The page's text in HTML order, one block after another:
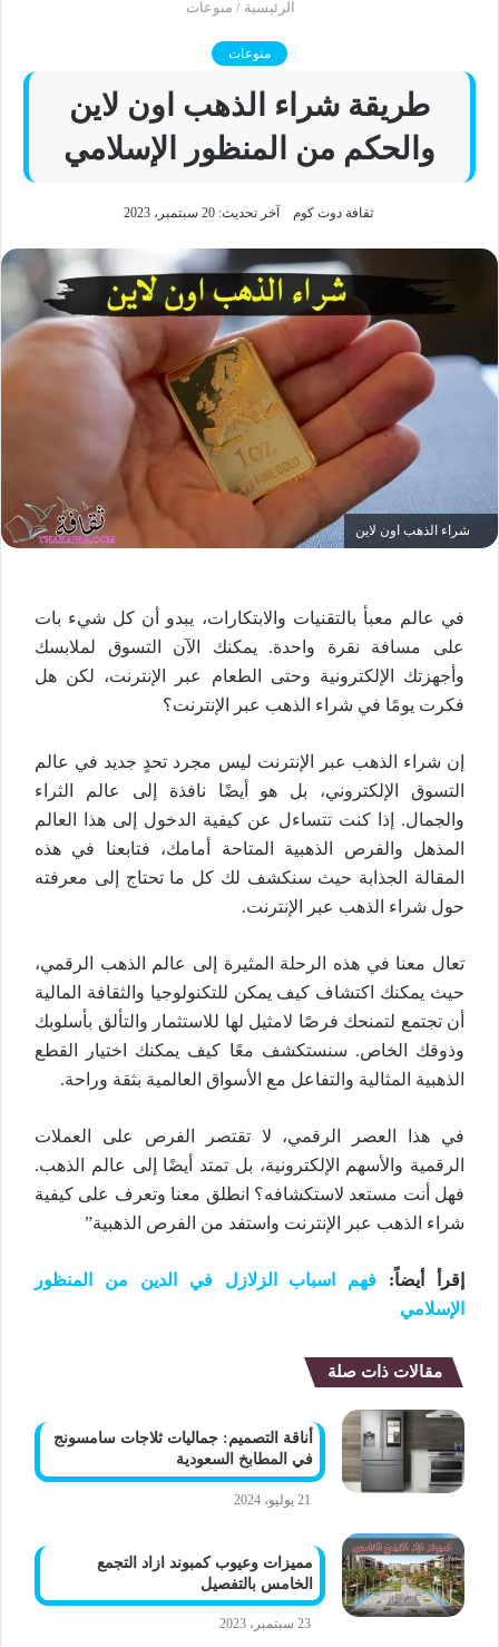
الرئيسية / منوعات
منوعات
طريقة شراء الذهب اون لاين
والحكم من المنظور الإسلامي
ثقافة دوت كوم آخر تحديث: 20 سبتمبر، 2023
شراء الذهب اون لاين
في عالم معبأ بالتقنيات والابتكارات، يبدو أن كل شيء بات
على مسافة نقرة واحدة. يمكنك الآن التسوق لملابسك
وأجهزتك الإلكترونية وحتى الطعام عبر الإنترنت، لكن هل
فكرت يومًا في شراء الذهب عبر الإنترنت؟
إن شراء الذهب عبر الإنترنت ليس مجرد تحدٍ جديد في عالم
التسوق الإلكتروني، بل هو أيضًا نافذة إلى عالم الثراء
والجمال. إذا كنت تتساءل عن كيفية الدخول إلى هذا العالم
المذهل والفرص الذهبية المتاحة أمامك، فتابعنا في هذه
المقالة الجذابة حيث سنكشف لك كل ما تحتاج إلى معرفته
حول شراء الذهب عبر الإنترنت.
تعال معنا في هذه الرحلة المثيرة إلى عالم الذهب الرقمي،
حيث يمكنك اكتشاف كيف يمكن للتكنولوجيا والثقافة المالية
أن تجتمع لتمنحك فرصًا لامثيل لها للاستثمار والتألق بأسلوبك
وذوقك الخاص. سنستكشف معًا كيف يمكنك اختيار القطع
الذهبية المثالية والتفاعل مع الأسواق العالمية بثقة وراحة.
في هذا العصر الرقمي، لا تقتصر الفرص على العملات
الرقمية والأسهم الإلكترونية، بل تمتد أيضًا إلى عالم الذهب.
فهل أنت مستعد لاستكشافه؟ انطلق معنا وتعرف على كيفية
شراء الذهب عبر الإنترنت واستفد من الفرص الذهبية”
إقرأ أيضاً: فهم اسباب الزلازل في الدين من المنظور
الإسلامي
مقالات ذات صلة
أناقة التصميم: جماليات ثلاجات سامسونج
في المطابخ السعودية
21 يوليو، 2024
مميزات وعيوب كمبوند ازاد التجمع
الخامس بالتفصيل
23 سبتمبر، 2023